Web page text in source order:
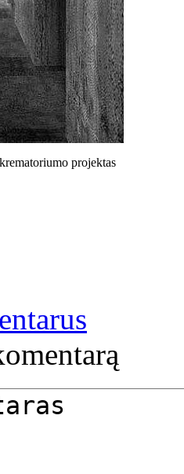
projektas